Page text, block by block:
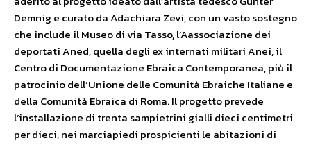
Demnig e curato da Adachiara Zevi, con un vasto sostegno
che include il Museo di via Tasso, l’Aassociazione dei
deportati Aned, quella degli ex internati militari Anei, il
Centro di Documentazione Ebraica Contemporanea, più il
patrocinio dell’Unione delle Comunità Ebraiche Italiane e
della Comunità Ebraica di Roma. Il progetto prevede
l’installazione di trenta sampietrini gialli dieci centimetri
per dieci, nei marciapiedi prospicienti le abitazioni di